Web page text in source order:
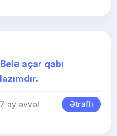
Belə açar qabı
lazımdır.
7 ay əvvəl Ətraflı